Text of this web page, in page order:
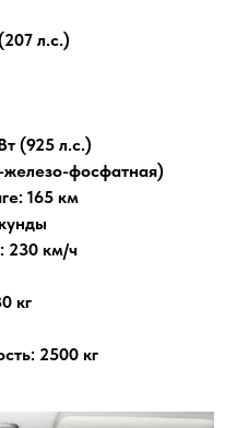
л.с.)
(925 л.с.)
железо-фосфатная)
165 км
230 км/ч
кг
2500 кг